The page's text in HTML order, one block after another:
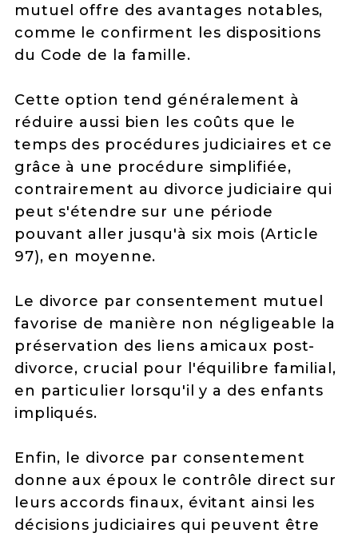
mutuel offre des avantages notables,
comme le confirment les dispositions
du Code de la famille.
Cette option tend généralement à
réduire aussi bien les coûts que le
temps des procédures judiciaires et ce
grâce à une procédure simplifiée,
contrairement au divorce judiciaire qui
peut s'étendre sur une période
pouvant aller jusqu'à six mois (Article
97), en moyenne.
Le divorce par consentement mutuel
favorise de manière non négligeable la
préservation des liens amicaux post-
divorce, crucial pour l'équilibre familial,
en particulier lorsqu'il y a des enfants
impliqués.
Enfin, le divorce par consentement
donne aux époux le contrôle direct sur
leurs accords finaux, évitant ainsi les
décisions judiciaires qui peuvent être